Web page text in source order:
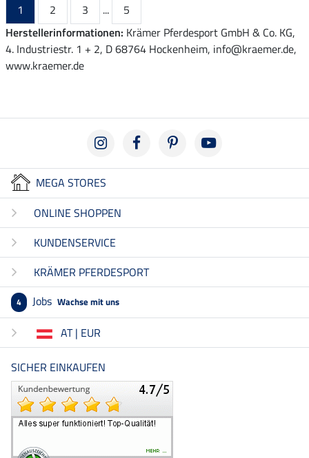
1 2 3 ...
5
Herstellerinformationen: Krämer Pferdesport GmbH & Co. KG,
4. Industriestr. 1 + 2, D 68764 Hockenheim, info@kraemer.de,
www.kraemer.de
MEGA STORES
ONLINE SHOPPEN
KUNDENSERVICE
KRÄMER PFERDESPORT
4 Jobs Wachse mit uns
AT | EUR
SICHER EINKAUFEN